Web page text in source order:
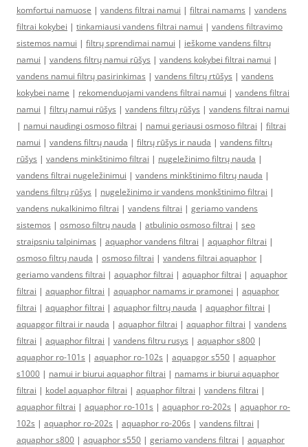
komfortui namuose | vandens filtrai namui | filtrai namams | vandens
filtrai kokybei | tinkamiausi vandens filtrai namui | vandens filtravimo
sistemos namui | filtrų sprendimai namui | ieškome vandens filtrų
namui | vandens filtrų namui rūšys | vandens kokybei filtrai namui |
vandens namui filtrų pasirinkimas | vandens filtrų rtūšys | vandens
kokybei name | rekomenduojami vandens filtrai namui | vandens filtrai
namui | filtrų namui rūšys | vandens filtrų rūšys | vandens filtrai namui
| namui naudingi osmoso filtrai | namui geriausi osmoso filtrai | filtrai
namui | vandens filtrų nauda | filtrų rūšys ir nauda | vandens filtrų
rūšys | vandens minkštinimo filtrai | nugeležinimo filtrų nauda |
vandens filtrai nugeležinimui | vandens minkštinimo filtrų nauda |
vandens filtrų rūšys | nugeležinimo ir vandens monkštinimo filtrai |
vandens nukalkinimo filtrai | vandens filtrai | geriamo vandens
sistemos | osmoso filtrų nauda | atbulinio osmoso filtrai | seo
straipsniu talpinimas | aquaphor vandens filtrai | aquaphor filtrai |
osmoso filtrų nauda | osmoso filtrai | vandens filtrai aquaphor |
geriamo vandens filtrai | aquaphor filtrai | aquaphor filtrai | aquaphor
filtrai | aquaphor filtrai | aquaphor namams ir pramonei | aquaphor
filtrai | aquaphor filtrai | aquaphor filtrų nauda | aquaphor filtrai |
aquapgor filtrai ir nauda | aquaphor filtrai | aquaphor filtrai | vandens
filtrai | aquaphor filtrai | vandens filtru rusys | aquaphor s800 |
aquaphor ro-101s | aquaphor ro-102s | aquapgor s550 | aquaphor
s1000 | namui ir biurui aquaphor filtrai | namams ir biurui aquaphor
filtrai | kodel aquaphor filtrai | aquaphor filtrai | vandens filtrai |
aquaphor filtrai | aquaphor ro-101s | aquaphor ro-202s | aquaphor ro-
102s | aquaphor ro-202s | aquaphor ro-206s | vandens filtrai |
aquaphor s800 | aquaphor s550 | geriamo vandens filtrai | aquaphor